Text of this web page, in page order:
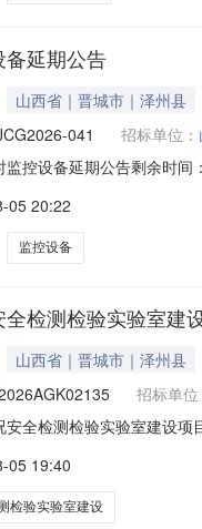
延期公告
山西省｜晋城市｜泽州县
041 招标单位：
监控设备延期公告剩余时
标后在我参与的项目中查看
05 20:22
监控设备
检测检验实验室建
山西省｜晋城市｜泽州县
招标单位
安全检测检验实验室建设
算金额（元）：1159000
05 19:40
检验实验室建设